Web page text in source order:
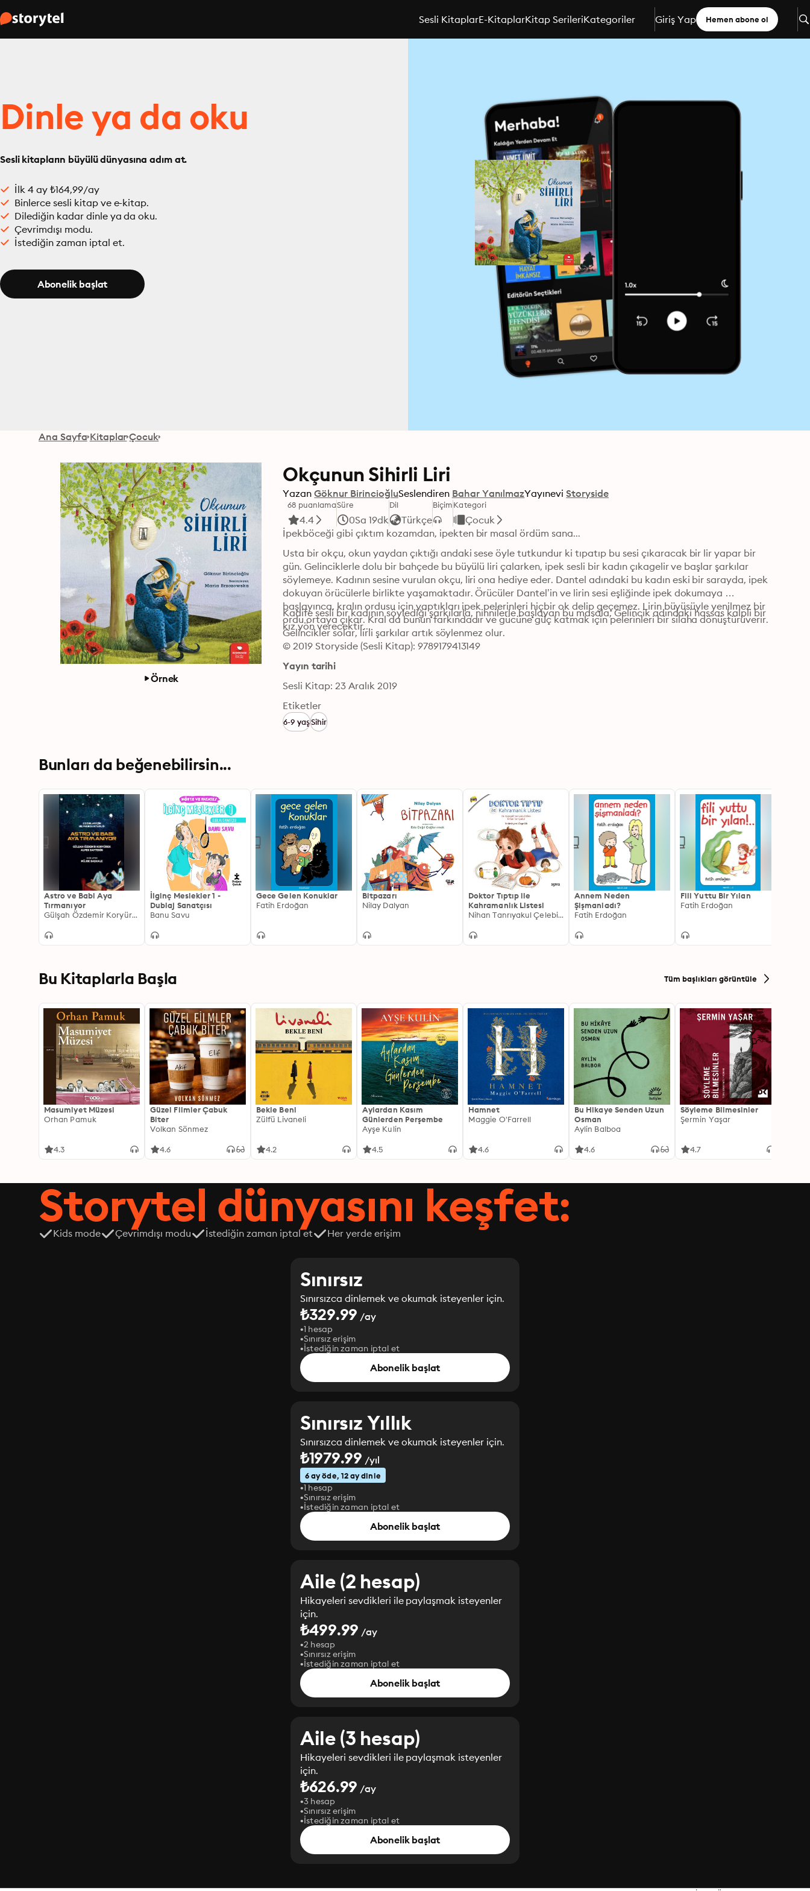
Sesli KitaplarE-KitaplarKitap SerileriKategoriler Giriş Yap Hemen abone ol
Dinle ya da oku
Sesli kitapların büyülü dünyasına adım at.
İlk 4 ay ₺164,99/ay
Binlerce sesli kitap ve e-kitap.
Dilediğin kadar dinle ya da oku.
Çevrimdışı modu.
İstediğin zaman iptal et.
Abonelik başlat
Ana Sayfa Kitaplar Çocuk
Örnek
Okçunun Sihirli Liri
Yazan Göknur BirincioğluSeslendiren Bahar YanılmazYayınevi Storyside
68 puanlama
4.4
Süre
0Sa 19dk
Dil
Türkçe
BiçimKategori
Çocuk
İpekböceği gibi çıktım kozamdan, ipekten bir masal ördüm sana...
Usta bir okçu, okun yaydan çıktığı andaki sese öyle tutkundur ki tıpatıp bu sesi çıkaracak bir lir yapar bir
gün. Gelinciklerle dolu bir bahçede bu büyülü liri çalarken, ipek sesli bir kadın çıkagelir ve başlar şarkılar
söylemeye. Kadının sesine vurulan okçu, liri ona hediye eder. Dantel adındaki bu kadın eski bir sarayda, ipek
dokuyan örücülerle birlikte yaşamaktadır. Örücüler Dantel’in ve lirin sesi eşliğinde ipek dokumaya
başlayınca, kralın ordusu için yaptıkları ipek pelerinleri hiçbir ok delip geçemez. Lirin büyüsüyle yenilmez bir
ordu ortaya çıkar. Kral da bunun farkındadır ve gücüne güç katmak için pelerinleri bir silaha dönüştürüverir.
Kadife sesli bir kadının söylediği şarkılarla, ninnilerle başlayan bu masala, Gelincik adındaki hassas kalpli bir
kız yön verecektir...
© 2019 Storyside (Sesli Kitap): 9789179413149
Yayın tarihi
Sesli Kitap: 23 Aralık 2019
Etiketler
6-9 yaşSihir
Bunları da beğenebilirsin...
Astro ve Babi Aya
Tırmanıyor
Gülşah Özdemir Koryürek, Alper Baytekin
İlginç Meslekler 1 -
Dublaj Sanatçısı
Banu Savu
Gece Gelen Konuklar
Fatih Erdoğan
Bitpazarı
Nilay Dalyan
Doktor Tıptıp ile
Kahramanlık Listesi
Nihan Tanrıyakul Çelebioğlu, Dr. Ayşegül Tanrıyakul Bilen
Annem Neden
Şişmanladı?
Fatih Erdoğan
Fili Yuttu Bir Yılan
Fatih Erdoğan
Bu Kitaplarla Başla Tüm başlıkları görüntüle
Masumiyet Müzesi
Orhan Pamuk
4.3
Güzel Filmler Çabuk
Biter
Volkan Sönmez
4.6
Bekle Beni
Zülfü Livaneli
4.2
Aylardan Kasım
Günlerden Perşembe
Ayşe Kulin
4.5
Hamnet
Maggie O'Farrell
4.6
Bu Hikaye Senden Uzun
Osman
Aylin Balboa
4.6
Söyleme Bilmesinler
Şermin Yaşar
4.7
Storytel dünyasını keşfet:
Kids mode Çevrimdışı modu İstediğin zaman iptal et Her yerde erişim
Sınırsız
Sınırsızca dinlemek ve okumak isteyenler için.
₺329.99 /ay
1 hesap
Sınırsız erişim
İstediğin zaman iptal et
Abonelik başlat
Sınırsız Yıllık
Sınırsızca dinlemek ve okumak isteyenler için.
₺1979.99 /yıl
6 ay öde, 12 ay dinle
1 hesap
Sınırsız erişim
İstediğin zaman iptal et
Abonelik başlat
Aile (2 hesap)
Hikayeleri sevdikleri ile paylaşmak isteyenler
için.
₺499.99 /ay
2 hesap
Sınırsız erişim
İstediğin zaman iptal et
Abonelik başlat
Aile (3 hesap)
Hikayeleri sevdikleri ile paylaşmak isteyenler
için.
₺626.99 /ay
3 hesap
Sınırsız erişim
İstediğin zaman iptal et
Abonelik başlat